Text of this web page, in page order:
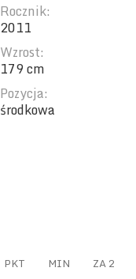
Rocznik:
2011
Wzrost:
179 cm
Pozycja:
środkowa
PKT MIN ZA 2